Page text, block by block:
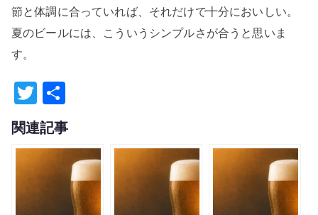
節と体調に合っていれば、それだけで十分においしい。
夏のビールには、こういうシンプルさが合うと思いま
す。
T
w
it
te
r
有
関連記事